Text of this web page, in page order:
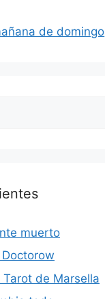
de domingo
muerto
de Marsella